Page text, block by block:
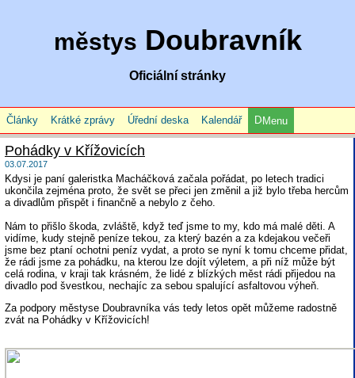
městys Doubravník
Oficiální stránky
Články Krátké zprávy Úřední deska Kalendář Menu
Pohádky v Křížovicích
03.07.2017
Kdysi je paní galeristka Macháčková začala pořádat, po letech tradici
ukončila zejména proto, že svět se přeci jen změnil a již bylo třeba hercům
a divadlům přispět i finančně a nebylo z čeho.
Nám to přišlo škoda, zvláště, když teď jsme to my, kdo má malé děti. A
vidíme, kudy stejně peníze tekou, za který bazén a za kdejakou večeři
jsme bez ptaní ochotni peníz vydat, a proto se nyní k tomu chceme přidat,
že rádi jsme za pohádku, na kterou lze dojít výletem, a při níž může být
celá rodina, v kraji tak krásném, že lidé z blízkých měst rádi přijedou na
divadlo pod švestkou, nechajíc za sebou spalující asfaltovou výheň.
Za podpory městyse Doubravníka vás tedy letos opět můžeme radostně
zvát na Pohádky v Křížovicích!